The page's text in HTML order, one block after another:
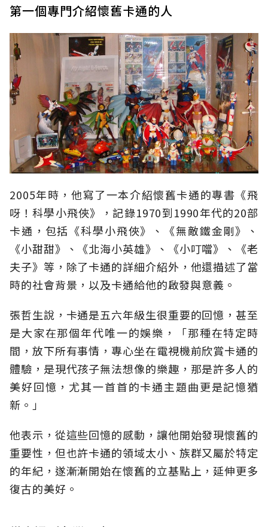
第一個專門介紹懷舊卡通的人
2005年時，他寫了一本介紹懷舊卡通的專書《飛
呀！科學小飛俠》，記錄1970到1990年代的20部
卡通，包括《科學小飛俠》、《無敵鐵金剛》、
《小甜甜》、《北海小英雄》、《小叮噹》、《老
夫子》等，除了卡通的詳細介紹外，他還描述了當
時的社會背景，以及卡通給他的啟發與意義。
張哲生說，卡通是五六年級生很重要的回憶，甚至
是大家在那個年代唯一的娛樂，「那種在特定時
間，放下所有事情，專心坐在電視機前欣賞卡通的
體驗，是現代孩子無法想像的樂趣，那是許多人的
美好回憶，尤其一首首的卡通主題曲更是記憶猶
新。」
他表示，從這些回憶的感動，讓他開始發現懷舊的
重要性，但也許卡通的領域太小、族群又屬於特定
的年紀，遂漸漸開始在懷舊的立基點上，延伸更多
復古的美好。